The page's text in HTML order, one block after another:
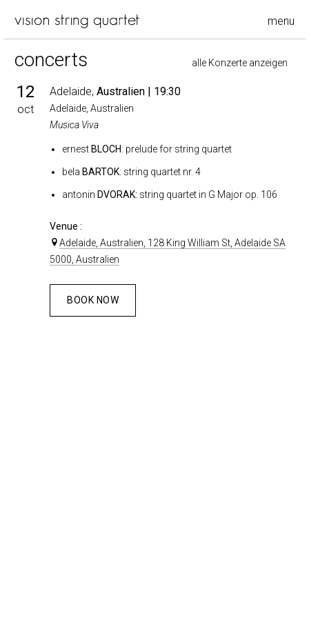
menu
concerts alle Konzerte anzeigen
12
oct
Adelaide, Australien | 19:30
Adelaide, Australien
Musica Viva
ernest BLOCH: prelude for string quartet
bela BARTOK: string quartet nr. 4
antonin DVORAK: string quartet in G Major op. 106
Venue :
Adelaide, Australien, 128 King William St, Adelaide SA
5000, Australien
BOOK NOW